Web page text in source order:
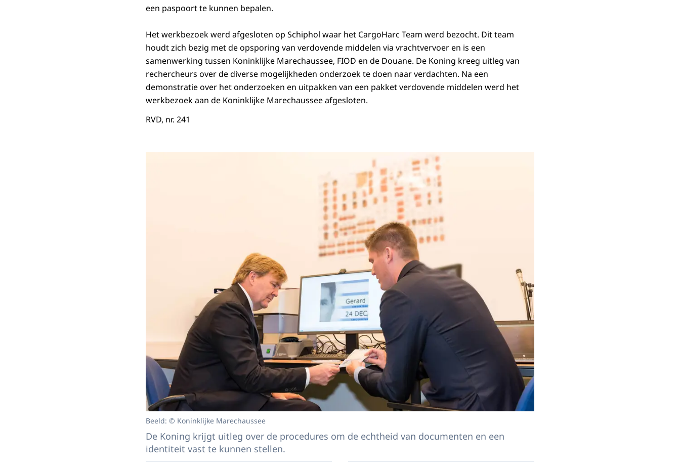
een paspoort te kunnen bepalen.
Het werkbezoek werd afgesloten op Schiphol waar het CargoHarc Team werd bezocht. Dit team
houdt zich bezig met de opsporing van verdovende middelen via vrachtvervoer en is een
samenwerking tussen Koninklijke Marechaussee, FIOD en de Douane. De Koning kreeg uitleg van
rechercheurs over de diverse mogelijkheden onderzoek te doen naar verdachten. Na een
demonstratie over het onderzoeken en uitpakken van een pakket verdovende middelen werd het
werkbezoek aan de Koninklijke Marechaussee afgesloten.
RVD, nr. 241
Beeld: © Koninklijke Marechaussee
De Koning krijgt uitleg over de procedures om de echtheid van documenten en een
identiteit vast te kunnen stellen.